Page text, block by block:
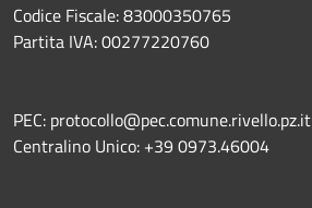
Codice Fiscale: 83000350765
Partita IVA: 00277220760
PEC: protocollo@pec.comune.rivello.pz.it
Centralino Unico: +39 0973.46004